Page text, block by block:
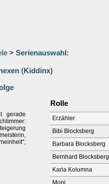
> Serienauswahl :
(Kiddinx)
gerade
Rolle
Erzähler
Bibi Blocksberg
Barbara Blocksberg
Bernhard Blocksberg
Karla Kolumna
Moni